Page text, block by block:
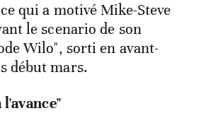
qui a motivé Mike-Steve
le scenario de son
Wilo", sorti en avant-
début mars.